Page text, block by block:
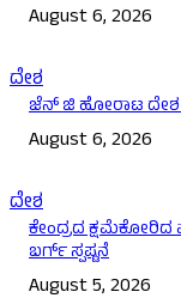
August 6, 2026
ದೇಶ
ಜೆನ್ ಜಿ ಹೋರಾಟ
August 6, 2026
ದೇಶ
ಕೇಂದ್ರದ
ಬರ್ಗ್ ಸ್ಪಷ್ಟನೆ
August 5, 2026